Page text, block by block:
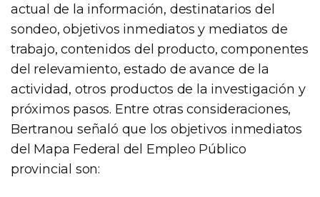
actual de la información, destinatarios del
sondeo, objetivos inmediatos y mediatos de
trabajo, contenidos del producto, componentes
del relevamiento, estado de avance de la
actividad, otros productos de la investigación y
próximos pasos. Entre otras consideraciones,
Bertranou señaló que los objetivos inmediatos
del Mapa Federal del Empleo Público
provincial son: